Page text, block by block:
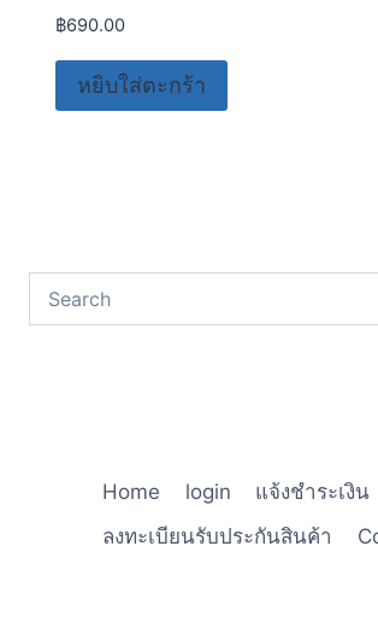
฿690.00
หยิบใส่ตะกร้า
Home login แจ้งชำระเงิน
ลงทะเบียนรับประกันสินค้า